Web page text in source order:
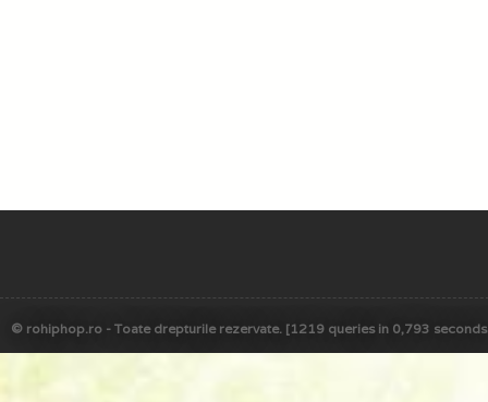
© rohiphop.ro - Toate drepturile rezervate. [1219 queries in 0,793